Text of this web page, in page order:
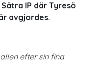
IP där Tyresö
avgjordes.
efter sin fina